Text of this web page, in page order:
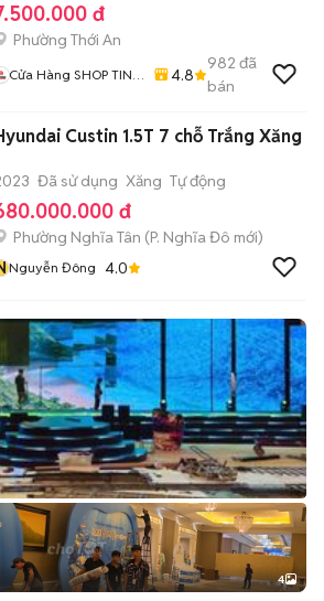
đ
Phường Thới An
Cửa Hàng SHOP TIN
4.8
982 đã
bán
Custin 1.5T 7 chỗ Trắng Xăng
Đã sử dụng Xăng Tự động
đ
Phường Nghĩa Tân (P. Nghĩa Đô mới)
Nguyễn Đông 4.0
4